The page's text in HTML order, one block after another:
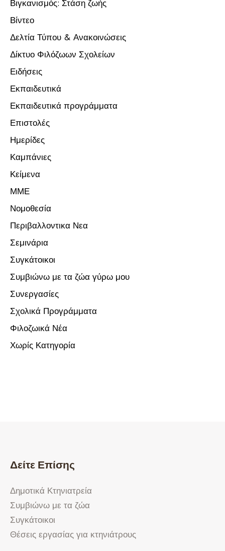
Βιγκανισμός: Στάση ζωής
Βίντεο
Δελτία Τύπου & Ανακοινώσεις
Δίκτυο Φιλόζωων Σχολείων
Ειδήσεις
Εκπαιδευτικά
Εκπαιδευτικά προγράμματα
Επιστολές
Ημερίδες
Καμπάνιες
Κείμενα
ΜΜΕ
Νομοθεσία
Περιβαλλοντικα Νεα
Σεμινάρια
Συγκάτοικοι
Συμβιώνω με τα ζώα γύρω μου
Συνεργασίες
Σχολικά Προγράμματα
Φιλοζωικά Νέα
Χωρίς Κατηγορία
Δείτε Επίσης
Δημοτικά Κτηνιατρεία
Συμβιώνω με τα ζώα
Συγκάτοικοι
Θέσεις εργασίας για κτηνιάτρους